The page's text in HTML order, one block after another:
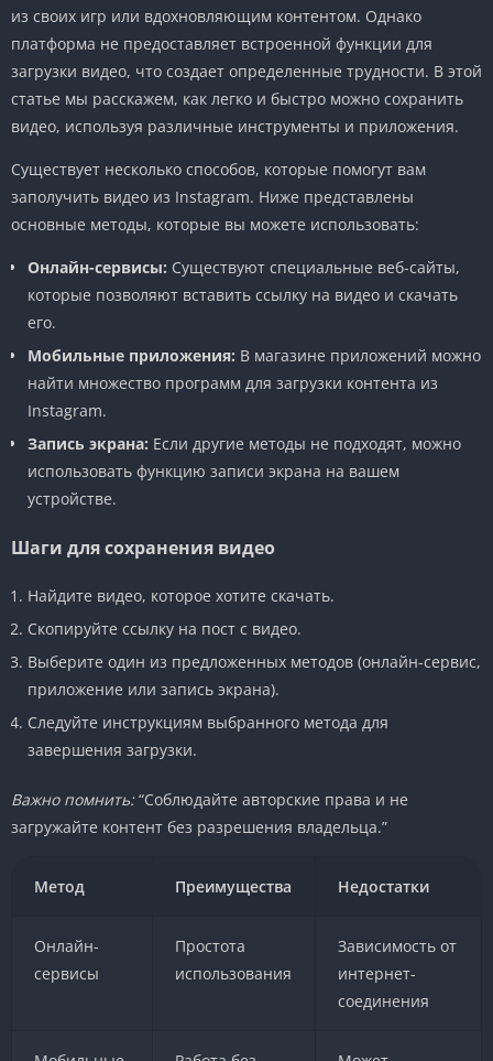
из своих игр или вдохновляющим контентом. Однако
платформа не предоставляет встроенной функции для
загрузки видео, что создает определенные трудности. В этой
статье мы расскажем, как легко и быстро можно сохранить
видео, используя различные инструменты и приложения.
Существует несколько способов, которые помогут вам
заполучить видео из Instagram. Ниже представлены
основные методы, которые вы можете использовать:
Онлайн-сервисы: Существуют специальные веб-сайты,
которые позволяют вставить ссылку на видео и скачать
его.
Мобильные приложения: В магазине приложений можно
найти множество программ для загрузки контента из
Instagram.
Запись экрана: Если другие методы не подходят, можно
использовать функцию записи экрана на вашем
устройстве.
Шаги для сохранения видео
Найдите видео, которое хотите скачать.
Скопируйте ссылку на пост с видео.
Выберите один из предложенных методов (онлайн-сервис,
приложение или запись экрана).
Следуйте инструкциям выбранного метода для
завершения загрузки.
Важно помнить:“Соблюдайте авторские права и не
загружайте контент без разрешения владельца.”
Метод Преимущества Недостатки
Онлайн-
сервисы
Простота
использования
Зависимость от
интернет-
соединения